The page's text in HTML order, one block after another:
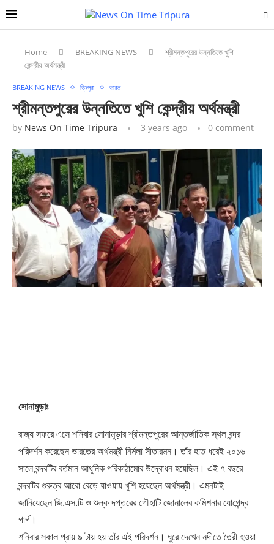
Home BREAKING NEWS
শ্রীমন্তপুরের উন্নতিতে খুশি
কেন্দ্রীয় অর্থমন্ত্রী
BREAKING NEWS ত্রিপুরা ভারত
শ্রীমন্তপুরের উন্নতিতে খুশি কেন্দ্রীয় অর্থমন্ত্রী
by News On Time Tripura 3 years ago 0 comment
সোনামুড়াঃ
রাজ্য সফরে এসে শনিবার সোনামুড়ার শ্রীমন্তপুরের আন্তর্জাতিক স্থল বন্দর
পরিদর্শন করেছেন ভারতের অর্থমন্ত্রী নির্মলা সীতারমন। তাঁর হাত ধরেই ২০১৬
সালে বন্দরটির বর্তমান আধুনিক পরিকাঠামোর উদ্বোধন হয়েছিল। এই ৭ বছরে
বন্দরটির গুরুত্ব আরো বেড়ে যাওয়ায় খুশি হয়েছেন অর্থমন্ত্রী। এমনটাই
জানিয়েছেন জি.এস.টি ও শুল্ক দপ্তরের গৌহাটি জোনালের কমিশনার যোগেন্দ্র
গার্গ।
শনিবার সকাল প্রায় ৯ টায় হয় তাঁর এই পরিদর্শন। ঘুরে দেখেন নদীতে তৈরী হওয়া